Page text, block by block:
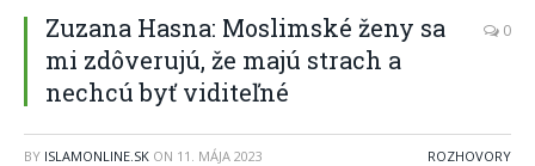
Zuzana Hasna: Moslimské ženy sa
mi zdôverujú, že majú strach a
nechcú byť viditeľné
0
BY ISLAMONLINE.SK ON 11. MÁJA 2023 ROZHOVORY